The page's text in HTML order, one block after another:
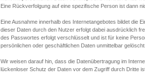
Eine Rückverfolgung auf eine spezifische Person ist dann
Eine Ausnahme innerhalb des Internetangebotes bildet die
dieser Daten durch den Nutzer erfolgt dabei ausdrücklich
des Passwortes erfolgt verschlüsselt und ist für keine
persönlichen oder geschäftlichen Daten unmittelbar gelöscht.
Wir weisen darauf hin, dass die Datenübertragung im
lückenloser Schutz der Daten vor dem Zugriff durch Dritte